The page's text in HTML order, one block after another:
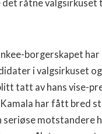
råtne valgsirkuset
borgerskapet har
i valgsirkuset
tatt av hans vise-
Kamala har fått bred
seriøse motstandere